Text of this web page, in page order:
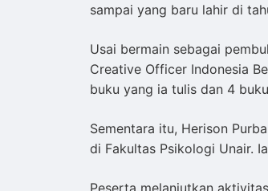
sampai yang baru lahir di
Usai bermain sebagai
Creative Officer Indonesia
buku yang ia tulis dan 4
Sementara itu, Herison
di Fakultas Psikologi Unair.
Peserta melanjutkan